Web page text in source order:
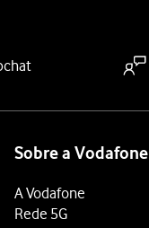
Sobre a Vodafone
A Vodafone
Rede 5G